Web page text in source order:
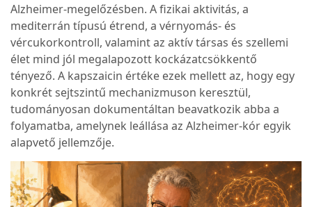
Alzheimer-megelőzésben. A fizikai aktivitás, a
mediterrán típusú étrend, a vérnyomás- és
vércukorkontroll, valamint az aktív társas és szellemi
élet mind jól megalapozott kockázatcsökkentő
tényező. A kapszaicin értéke ezek mellett az, hogy egy
konkrét sejtszintű mechanizmuson keresztül,
tudományosan dokumentáltan beavatkozik abba a
folyamatba, amelynek leállása az Alzheimer-kór egyik
alapvető jellemzője.